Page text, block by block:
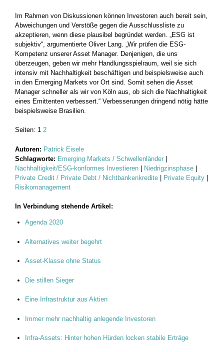
Im Rahmen von Diskussionen können Investoren auch bereit sein,
Abweichungen und Verstöße gegen die Ausschlussliste zu
akzeptieren, wenn diese plausibel begründet werden. „ESG ist
subjektiv“, ­argumentierte Oliver Lang. „Wir prüfen die ESG-
Kompetenz unserer Asset Manager. Denjenigen, die uns
überzeugen, geben wir mehr Handlungsspielraum, weil sie sich
intensiv mit Nachhaltigkeit ­beschäftigen und beispielsweise auch
in den Emerging Markets vor Ort sind. Somit sehen die Asset
Manager schneller als wir von Köln aus, ob sich die Nachhaltigkeit
eines Emittenten verbessert.“ Verbesserungen dringend nötig hätte
beispielsweise Brasilien.
Seiten: 1 2
Autoren: Patrick Eisele
Schlagworte: Emerging Markets / Schwellenländer
Nachhaltigkeit/ESG-konformes Investieren
Niedrigzinsphase
Private Credit / Private Debt / Nichtbankenkredite
Private Equity
Risikomanagement
In Verbindung stehende Artikel:
Agenda 2020
Alternatives weiter begehrt
Asset-Klasse ohne Status
Die stillen Sieger
Eine Infrastruktur aus Aktien
Immer mehr nachhaltig anlegende Investoren
Infra-Assets: Hinter hohen Hürden locken stabile Erträge